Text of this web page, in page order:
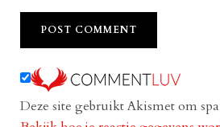
Deze site gebruikt Akismet om